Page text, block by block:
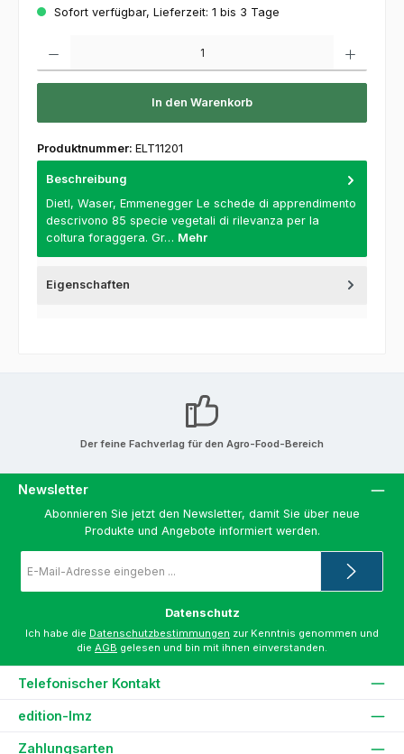
Sofort verfügbar, Lieferzeit: 1 bis 3 Tage
In den Warenkorb
Produktnummer: ELT11201
Beschreibung
Dietl, Waser, Emmenegger Le schede di apprendimento
descrivono 85 specie vegetali di rilevanza per la
coltura foraggera. Gr… Mehr
Eigenschaften
Der feine Fachverlag für den Agro-Food-Bereich
Newsletter
Abonnieren Sie jetzt den Newsletter, damit Sie über neue
Produkte und Angebote informiert werden.
Mail-
*
Datenschutz
Ich habe die Datenschutzbestimmungen zur Kenntnis genommen und
die AGB gelesen und bin mit ihnen einverstanden.
Telefonischer Kontakt
edition-lmz
Zahlungsarten